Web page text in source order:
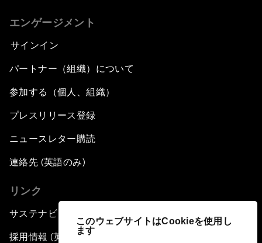
このウェブサイトはCookieを使用し
ます
エンゲージメント
サインイン
パートナー（組織）について
参加する（個人、組織）
プレスリリース登録
ニュースレター購読
連絡先 (英語のみ)
リンク
サステナビリティへの取り組み
採用情報 (英語のみ)